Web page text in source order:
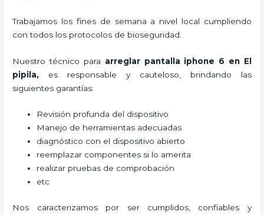
Trabajamos los fines de semana a nivel local cumpliendo
con todos los protocolos de bioseguridad.
Nuestro técnico para arreglar pantalla iphone 6 en El
pipila, es responsable y cauteloso, brindando las
siguientes garantías:
Revisión profunda del dispositivo
Manejo de herramientas adecuadas
diagnóstico con el dispositivo abierto
reemplazar componentes si lo amerita
realizar pruebas de comprobación
etc
Nos caracterizamos por ser cumplidos, confiables y